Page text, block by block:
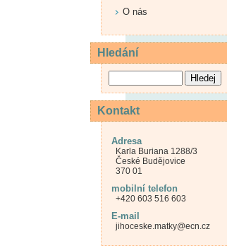
O nás
Hledání
Kontakt
Adresa
Karla Buriana 1288/3
České Budějovice
370 01
mobilní telefon
+420 603 516 603
E-mail
jihoceske.matky@ecn.cz